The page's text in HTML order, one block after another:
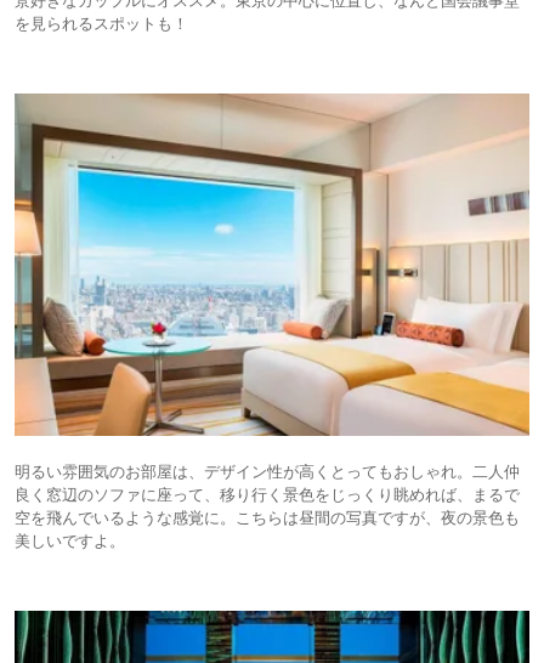
を見られるスポットも！
明るい雰囲気のお部屋は、デザイン性が高くとってもおしゃれ。二人仲
良く窓辺のソファに座って、移り行く景色をじっくり眺めれば、まるで
空を飛んでいるような感覚に。こちらは昼間の写真ですが、夜の景色も
美しいですよ。